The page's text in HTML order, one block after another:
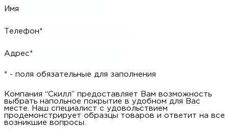
запросить данный образец на дом. Наш специалист с
на все возникшие вопросы.
Для того, чтобы запросить образец просто позвоните по
телефону +7 (812) 425-38-74 или заполните нижеприведённую
форму.
Имя